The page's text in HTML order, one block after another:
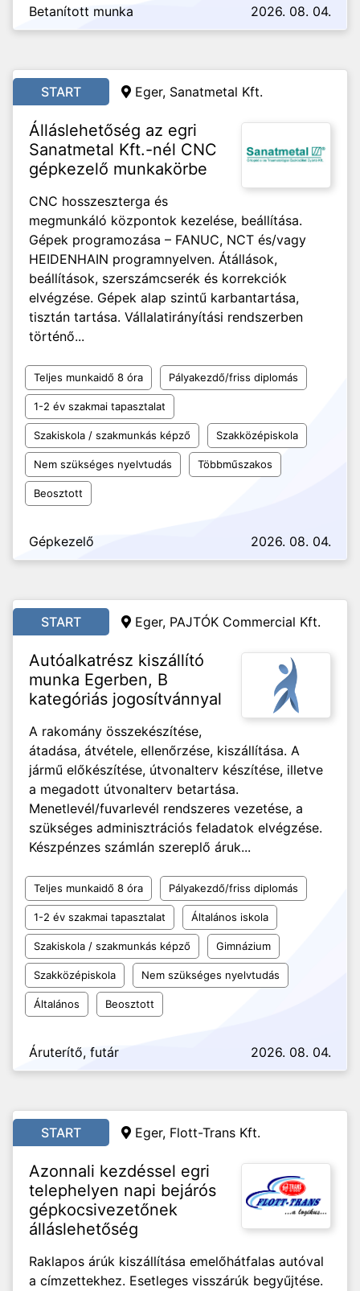
Betanított munka 2026. 08. 04.
START Eger, Sanatmetal Kft.
Álláslehetőség az egri
Sanatmetal Kft.-nél CNC
gépkezelő munkakörbe
CNC hosszeszterga és
megmunkáló központok kezelése, beállítása.
Gépek programozása – FANUC, NCT és/vagy
HEIDENHAIN programnyelven. Átállások,
beállítások, szerszámcserék és korrekciók
elvégzése. Gépek alap szintű karbantartása,
tisztán tartása. Vállalatirányítási rendszerben
történő...
Teljes munkaidő 8 óra Pályakezdő/friss diplomás
1-2 év szakmai tapasztalat
Szakiskola / szakmunkás képző Szakközépiskola
Nem szükséges nyelvtudás Többműszakos
Beosztott
Gépkezelő 2026. 08. 04.
START Eger, PAJTÓK Commercial Kft.
Autóalkatrész kiszállító
munka Egerben, B
kategóriás jogosítvánnyal
A rakomány összekészítése,
átadása, átvétele, ellenőrzése, kiszállítása. A
jármű előkészítése, útvonalterv készítése, illetve
a megadott útvonalterv betartása.
Menetlevél/fuvarlevél rendszeres vezetése, a
szükséges adminisztrációs feladatok elvégzése.
Készpénzes számlán szereplő áruk...
Teljes munkaidő 8 óra Pályakezdő/friss diplomás
1-2 év szakmai tapasztalat Általános iskola
Szakiskola / szakmunkás képző Gimnázium
Szakközépiskola Nem szükséges nyelvtudás
Általános Beosztott
Áruterítő, futár 2026. 08. 04.
START Eger, Flott-Trans Kft.
Azonnali kezdéssel egri
telephelyen napi bejárós
gépkocsivezetőnek
álláslehetőség
Raklapos árúk kiszállítása emelőhátfalas autóval
a címzettekhez. Esetleges visszárúk begyűjtése.